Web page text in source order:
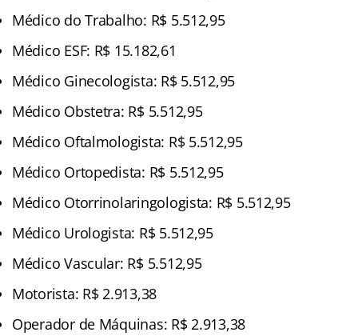
Médico do Trabalho: R$ 5.512,95
Médico ESF: R$ 15.182,61
Médico Ginecologista: R$ 5.512,95
Médico Obstetra: R$ 5.512,95
Médico Oftalmologista: R$ 5.512,95
Médico Ortopedista: R$ 5.512,95
Médico Otorrinolaringologista: R$ 5.512,95
Médico Urologista: R$ 5.512,95
Médico Vascular: R$ 5.512,95
Motorista: R$ 2.913,38
Operador de Máquinas: R$ 2.913,38